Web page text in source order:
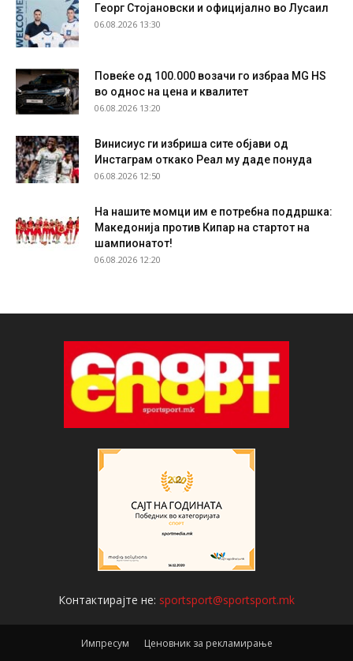
Георг Стојановски и официјално во Лусаил
06.08.2026 13:30
Повеќе од 100.000 возачи го избраа MG HS
во однос на цена и квалитет
06.08.2026 13:20
Винисиус ги избриша сите објави од
Инстаграм откако Реал му даде понуда
06.08.2026 12:50
На нашите момци им е потребна поддршка:
Македонија против Кипар на стартот на
шампионатот!
06.08.2026 12:20
Контактирајте не: sportsport@sportsport.mk
Импресум Ценовник за рекламирање